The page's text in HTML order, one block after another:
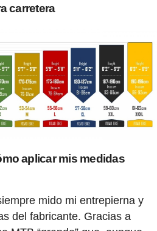
carretera
aplicar mis medidas
mido mi entrepierna y
del fabricante. Gracias a